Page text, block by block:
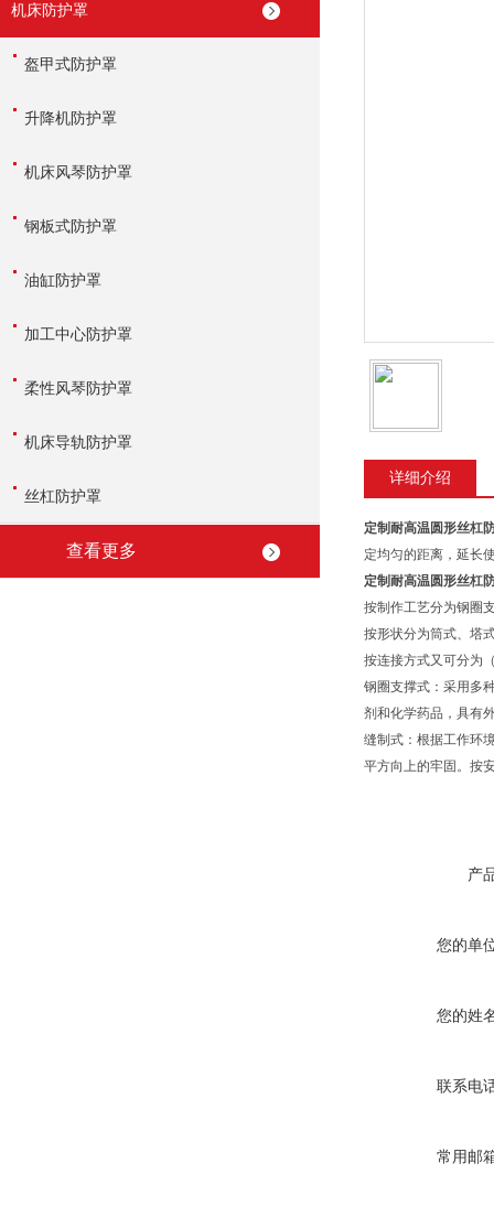
机床防护罩
盔甲式防护罩
升降机防护罩
机床风琴防护罩
钢板式防护罩
油缸防护罩
加工中心防护罩
柔性风琴防护罩
机床导轨防护罩
丝杠防护罩
查看更多
详细介绍
定制耐高温圆形丝杠
定均匀的距离，延长
定制耐高温圆形丝杠
按制作工艺分为钢圈
按形状分为筒式、塔
按连接方式又可分为
钢圈支撑式：采用多
剂和化学药品，具有
缝制式：根据工作环
平方向上的牢固。按
产
您的单
您的姓
联系电
常用邮